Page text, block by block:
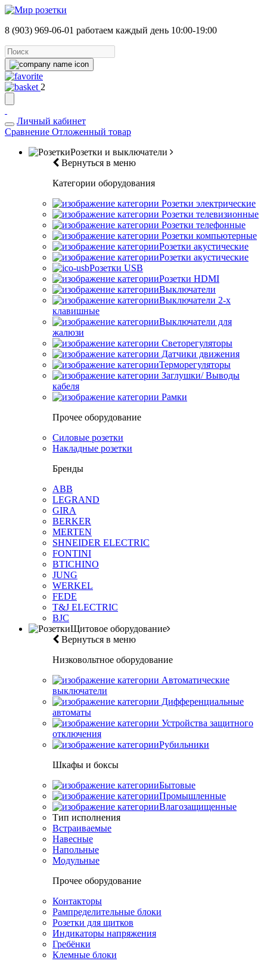
8 (903) 969-06-01 работаем каждый день 10:00-19:00
2
Личный кабинет
Сравнение Отложенный товар
Розетки и выключатели
Вернуться в меню
Категории оборудования
Розетки электрические
Розетки телевизионные
Розетки телефонные
Розетки компьютерные
Розетки акустические
Розетки акустические
Розетки USB
Розетки HDMI
Выключатели
Выключатели 2-х
клавишные
Выключатели для
жалюзи
Светорегуляторы
Датчики движения
Терморегуляторы
Заглушки/ Выводы
кабеля
Рамки
Прочее оборудование
Силовые розетки
Накладные розетки
Бренды
ABB
LEGRAND
GIRA
BERKER
MERTEN
SHNEIDER ELECTRIC
FONTINI
BTICHINO
JUNG
WERKEL
FEDE
T&J ELECTRIC
BJC
Щитовое оборудование
Вернуться в меню
Низковольтное оборудование
Автоматические
выключатели
Дифференциальные
автоматы
Устройства защитного
отключения
Рубильники
Шкафы и боксы
Бытовые
Промышленные
Влагозащищенные
Тип исполнения
Встраиваемые
Навесные
Напольные
Модульные
Прочее оборудование
Контакторы
Рампределительные блоки
Розетки для щитков
Индикаторы напряжения
Гребёнки
Клемные блоки